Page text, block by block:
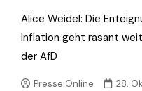
Alice Weidel: Die
Inflation geht rasant
der AfD
Presse.Online 28.